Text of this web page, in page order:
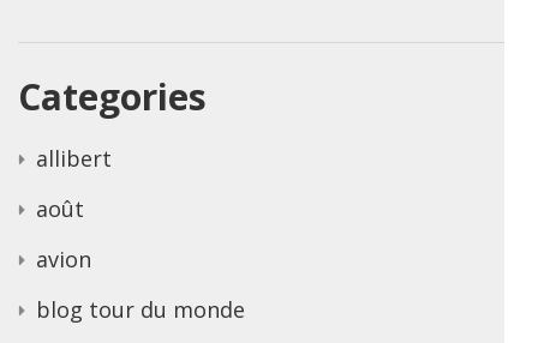
Categories
allibert
août
avion
blog tour du monde